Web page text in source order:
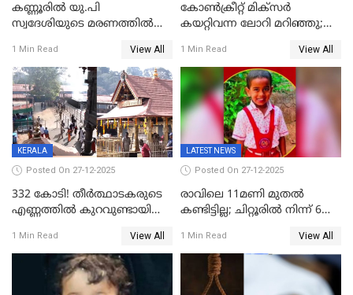
കണ്ണൂരിൽ യു.പി
സ്വദേശിയുടെ മരണത്തിൽ
കേസ്; തർക്കമുണ്ടായത്
ഫേഷ്യലിന് 300 രൂപ
ആവശ്യപ്പെട്ടതിനെച്ചൊല്ലി
1 Min Read View All
കോണ്‍ക്രീറ്റ് മിക്‌സര്‍
കയറ്റിവന്ന ലോറി മറിഞ്ഞു;
അപകടം കണ്ണൂരിൽ
1 Min Read View All
KERALA
Posted On 27-12-2025
332 കോടി! തീർത്ഥാടകരുടെ
എണ്ണത്തിൽ കുറവുണ്ടായിട്ടും
കുതിച്ചുയരുന്നു
1 Min Read View All
LATEST NEWS
Posted On 27-12-2025
രാവിലെ 11മണി മുതൽ
കണ്ടിട്ടില്ല; ചിറ്റൂരിൽ നിന്ന് 6
1 Min Read View All